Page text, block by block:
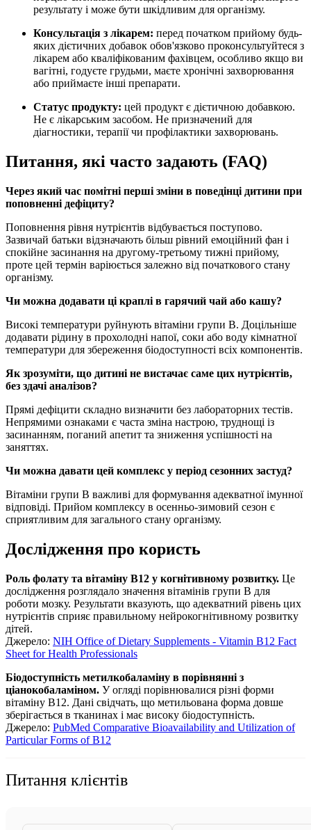
результату і може бути шкідливим для організму.
Консультація з лікарем: перед початком прийому будь-
яких дієтичних добавок обов'язково проконсультуйтеся з
лікарем або кваліфікованим фахівцем, особливо якщо ви
вагітні, годуєте грудьми, маєте хронічні захворювання
або приймаєте інші препарати.
Статус продукту: цей продукт є дієтичною добавкою.
Не є лікарським засобом. Не призначений для
діагностики, терапії чи профілактики захворювань.
Питання, які часто задають (FAQ)
Через який час помітні перші зміни в поведінці дитини при
поповненні дефіциту?
Поповнення рівня нутрієнтів відбувається поступово.
Зазвичай батьки відзначають більш рівний емоційний фан і
спокійне засинання на другому-третьому тижні прийому,
проте цей термін варіюється залежно від початкового стану
організму.
Чи можна додавати ці краплі в гарячий чай або кашу?
Високі температури руйнують вітаміни групи B. Доцільніше
додавати рідину в прохолодні напої, соки або воду кімнатної
температури для збереження біодоступності всіх компонентів.
Як зрозуміти, що дитині не вистачає саме цих нутрієнтів,
без здачі аналізов?
Прямі дефіцити складно визначити без лабораторних тестів.
Непрямими ознаками є часта зміна настрою, труднощі із
засинанням, поганий апетит та зниження успішності на
заняттях.
Чи можна давати цей комплекс у період сезонних застуд?
Вітаміни групи B важливі для формування адекватної імунної
відповіді. Прийом комплексу в осенньо-зимовий сезон є
сприятливим для загального стану організму.
Дослідження про користь
Роль фолату та вітаміну B12 у когнітивному розвитку. Це
дослідження розглядало значення вітамінів групи B для
роботи мозку. Результати вказують, що адекватний рівень цих
нутрієнтів сприяє правильному нейрокогнітивному розвитку
дітей.
Джерело: NIH Office of Dietary Supplements - Vitamin B12 Fact
Sheet for Health Professionals
Біодоступність метилкобаламіну в порівнянні з
ціанокобаламіном. У огляді порівнювалися різні форми
вітаміну B12. Дані свідчать, що метильована форма довше
зберігається в тканинах і має високу біодоступність.
Джерело: PubMed Comparative Bioavailability and Utilization of
Particular Forms of B12
Питання клієнтів